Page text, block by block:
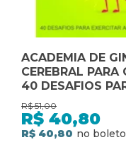
ACADEMIA DE
CEREBRAL PARA
40 DESAFIOS
EXERCITAR A
R$ 51,00
R$ 40,80
R$ 40,80